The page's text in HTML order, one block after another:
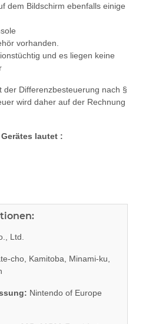
dem Bildschirm ebenfalls einige
vorhanden.
und es liegen keine
der Differenzbesteuerung nach §
wird daher auf der Rechnung
lautet :
Ltd.
cho, Kamitoba, Minami-ku,
Nintendo of Europe